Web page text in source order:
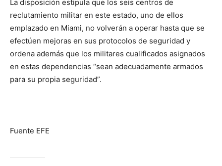
La disposición estipula que los seis centros de
reclutamiento militar en este estado, uno de ellos
emplazado en Miami, no volverán a operar hasta que se
efectúen mejoras en sus protocolos de seguridad y
ordena además que los militares cualificados asignados
en estas dependencias “sean adecuadamente armados
para su propia seguridad”.
Fuente EFE